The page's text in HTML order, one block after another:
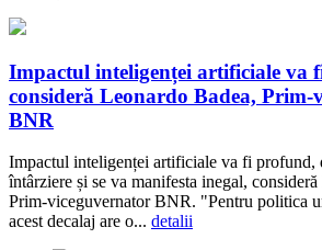
Impactul inteligenței artificiale va
consideră Leonardo Badea, Prim-
BNR
Impactul inteligenței artificiale va fi profund,
întârziere și se va manifesta inegal,
Prim-viceguvernator BNR. "Pentru politica
acest decalaj are o... detalii